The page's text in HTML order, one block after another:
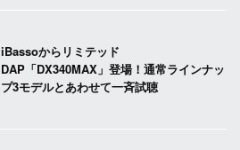
iBassoからリミテッド
DAP「DX340MAX」登場！通常ラインナッ
プ3モデルとあわせて一斉試聴